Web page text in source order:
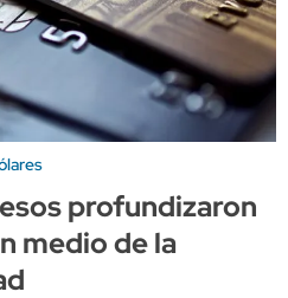
profundizaron
medio de la